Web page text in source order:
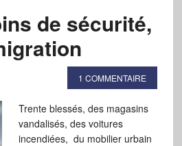
de sécurité,
1 COMMENTAIRE
Trente blessés, des magasins
vandalisés, des voitures
incendiées, du mobilier urbain